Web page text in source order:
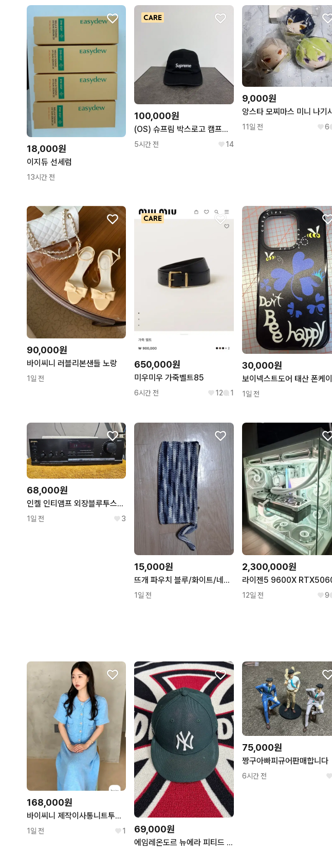
18,000원
이지듀 선세럼
13시간 전
100,000원
(OS) 슈프림 박스로고 캠프캡 모자 블랙
5시간 전 14
9,000원
11일 전 6
90,000원
바이씨니 러블리본샌들 노랑
1일 전
650,000원
미우미우 가죽벨트85
6시간 전 12 1
30,000원
1일 전
68,000원
인켈 인티앰프 외장블루투스수신기 포함
1일 전 3
15,000원
뜨개 파우치 블루/화이트/네이비
1일 전
2,300,000원
12일 전 9
168,000원
바이씨니 제작이사통니트투피스 소라
1일 전 1 69,000원
에임레온도르 뉴에라 피티드 햇 캡 7 1/8 다크 그린
75,000원
짱구아빠피규어판매합니다
6시간 전